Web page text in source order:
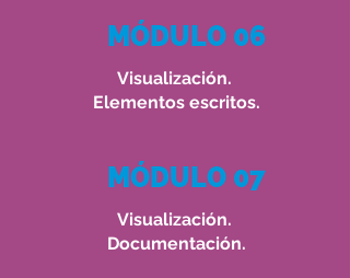
MÓDULO 06
Visualización.
Elementos escritos.
MÓDULO 07
Visualización.
Documentación.